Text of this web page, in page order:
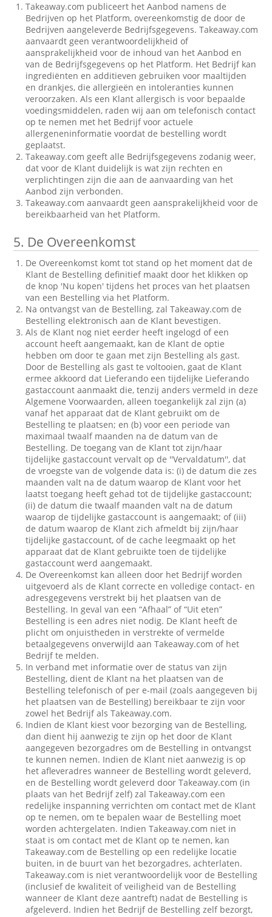
Takeaway.com publiceert het Aanbod namens de
Bedrijven op het Platform, overeenkomstig de door de
Bedrijven aangeleverde Bedrijfsgegevens. Takeaway.com
aanvaardt geen verantwoordelijkheid of
aansprakelijkheid voor de inhoud van het Aanbod en
van de Bedrijfsgegevens op het Platform. Het Bedrijf kan
ingrediënten en additieven gebruiken voor maaltijden
en drankjes, die allergieën en intoleranties kunnen
veroorzaken. Als een Klant allergisch is voor bepaalde
voedingsmiddelen, raden wij aan om telefonisch contact
op te nemen met het Bedrijf voor actuele
allergeneninformatie voordat de bestelling wordt
geplaatst.
Takeaway.com geeft alle Bedrijfsgegevens zodanig weer,
dat voor de Klant duidelijk is wat zijn rechten en
verplichtingen zijn die aan de aanvaarding van het
Aanbod zijn verbonden.
Takeaway.com aanvaardt geen aansprakelijkheid voor de
bereikbaarheid van het Platform.
5. De Overeenkomst
De Overeenkomst komt tot stand op het moment dat de
Klant de Bestelling definitief maakt door het klikken op
de knop 'Nu kopen' tijdens het proces van het plaatsen
van een Bestelling via het Platform.
Na ontvangst van de Bestelling, zal Takeaway.com de
Bestelling elektronisch aan de Klant bevestigen.
Als de Klant nog niet eerder heeft ingelogd of een
account heeft aangemaakt, kan de Klant de optie
hebben om door te gaan met zijn Bestelling als gast.
Door de Bestelling als gast te voltooien, gaat de Klant
ermee akkoord dat Lieferando een tijdelijke Lieferando
gastaccount aanmaakt die, tenzij anders vermeld in deze
Algemene Voorwaarden, alleen toegankelijk zal zijn (a)
vanaf het apparaat dat de Klant gebruikt om de
Bestelling te plaatsen; en (b) voor een periode van
maximaal twaalf maanden na de datum van de
Bestelling. De toegang van de Klant tot zijn/haar
tijdelijke gastaccount vervalt op de ''Vervaldatum'', dat
de vroegste van de volgende data is: (i) de datum die zes
maanden valt na de datum waarop de Klant voor het
laatst toegang heeft gehad tot de tijdelijke gastaccount;
(ii) de datum die twaalf maanden valt na de datum
waarop de tijdelijke gastaccount is aangemaakt; of (iii)
de datum waarop de Klant zich afmeldt bij zijn/haar
tijdelijke gastaccount, of de cache leegmaakt op het
apparaat dat de Klant gebruikte toen de tijdelijke
gastaccount werd aangemaakt.
De Overeenkomst kan alleen door het Bedrijf worden
uitgevoerd als de Klant correcte en volledige contact- en
adresgegevens verstrekt bij het plaatsen van de
Bestelling. In geval van een “Afhaal” of “Uit eten”
Bestelling is een adres niet nodig. De Klant heeft de
plicht om onjuistheden in verstrekte of vermelde
betaalgegevens onverwijld aan Takeaway.com of het
Bedrijf te melden.
In verband met informatie over de status van zijn
Bestelling, dient de Klant na het plaatsen van de
Bestelling telefonisch of per e-mail (zoals aangegeven bij
het plaatsen van de Bestelling) bereikbaar te zijn voor
zowel het Bedrijf als Takeaway.com.
Indien de Klant kiest voor bezorging van de Bestelling,
dan dient hij aanwezig te zijn op het door de Klant
aangegeven bezorgadres om de Bestelling in ontvangst
te kunnen nemen. Indien de Klant niet aanwezig is op
het afleveradres wanneer de Bestelling wordt geleverd,
en de Bestelling wordt geleverd door Takeaway.com (in
plaats van het Bedrijf zelf) zal Takeaway.com een
redelijke inspanning verrichten om contact met de Klant
op te nemen, om te bepalen waar de Bestelling moet
worden achtergelaten. Indien Takeaway.com niet in
staat is om contact met de Klant op te nemen, kan
Takeaway.com de Bestelling op een redelijke locatie
buiten, in de buurt van het bezorgadres, achterlaten.
Takeaway.com is niet verantwoordelijk voor de Bestelling
(inclusief de kwaliteit of veiligheid van de Bestelling
wanneer de Klant deze aantreft) nadat de Bestelling is
afgeleverd. Indien het Bedrijf de Bestelling zelf bezorgt,